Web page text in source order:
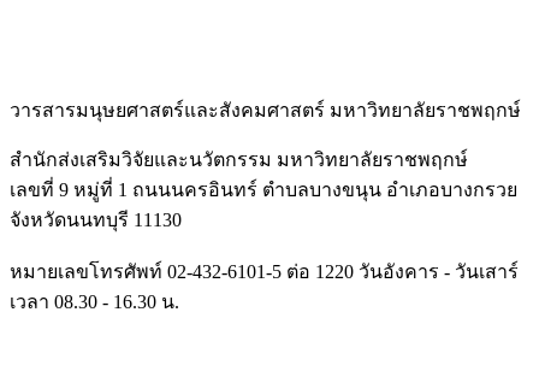
วารสารมนุษยศาสตร์และสังคมศาสตร์ มหาวิทยาลัยราชพฤกษ์
สำนักส่งเสริมวิจัยและนวัตกรรม มหาวิทยาลัยราชพฤกษ์
เลขที่ 9 หมู่ที่ 1 ถนนนครอินทร์ ตำบลบางขนุน อำเภอบางกรวย
จังหวัดนนทบุรี 11130
หมายเลขโทรศัพท์ 02-432-6101-5 ต่อ 1220 วันอังคาร - วันเสาร์
เวลา 08.30 - 16.30 น.